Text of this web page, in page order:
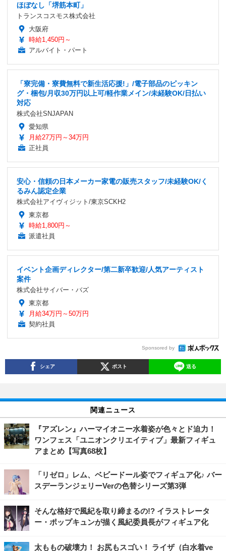
ほぼなし「堺筋本町」
トランスコスモス株式会社
大阪府
時給1,450円～
アルバイト・パート
「寮完備・寮費無料で新生活応援!」/電子部品のピッキン
グ・梱包/月収30万円以上可/軽作業メイン/未経験OK/日払い
対応
株式会社SNJAPAN
愛知県
月給27万円～34万円
正社員
安心・信頼の日本メーカー家電の販売スタッフ/未経験OK/く
るみん認定企業
株式会社アイヴィジット/東京SCKH2
東京都
時給1,800円～
派遣社員
イベント企画ディレクター/第二新卒歓迎/人気アーティスト
案件
株式会社サイバー・バズ
東京都
月給34万円～50万円
契約社員
Sponsored by
シェア ポスト 送る
関連ニュース
『アズレン』ハーマイオニー水着姿が色々とド迫力！
ワンフェス「ユニオンクリエイティブ」最新フィギュ
アまとめ【写真68枚】
「リゼロ」レム、ベビードール姿でフィギュア化♪ バー
スデーランジェリーVerの色替シリーズ第3弾
そんな格好で風紀を取り締まるの!? イラストレータ
ー・ポップキュンが描く風紀委員長がフィギュア化
太ももの破壊力！ お尻もスゴい！ ライザ（白水着ve